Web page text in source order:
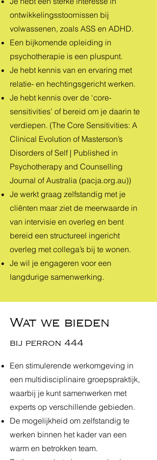
ontwikkelingsstoornissen bij
volwassenen, zoals ASS en ADHD.
Een bijkomende opleiding in
psychotherapie is een pluspunt.
Je hebt kennis van en ervaring met
relatie- en hechtingsgericht werken.
Je hebt kennis over de ‘core-
sensitivities’ of bereid om je daarin te
verdiepen. (The Core Sensitivities: A
Clinical Evolution of Masterson’s
Disorders of Self | Published in
Psychotherapy and Counselling
Journal of Australia (pacja.org.au))
Je werkt graag zelfstandig met je
cliënten maar ziet de meerwaarde in
van intervisie en overleg en bent
bereid een structureel ingericht
overleg met collega’s bij te wonen.
Je wil je engageren voor een
langdurige samenwerking.
Wat we bieden
bij perron 444
Een stimulerende werkomgeving in
een multidisciplinaire groepspraktijk,
waarbij je kunt samenwerken met
experts op verschillende gebieden.
De mogelijkheid om zelfstandig te
werken binnen het kader van een
warm en betrokken team.